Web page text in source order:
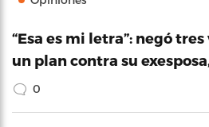
“Esa es mi letra”: negó
un plan contra su
0